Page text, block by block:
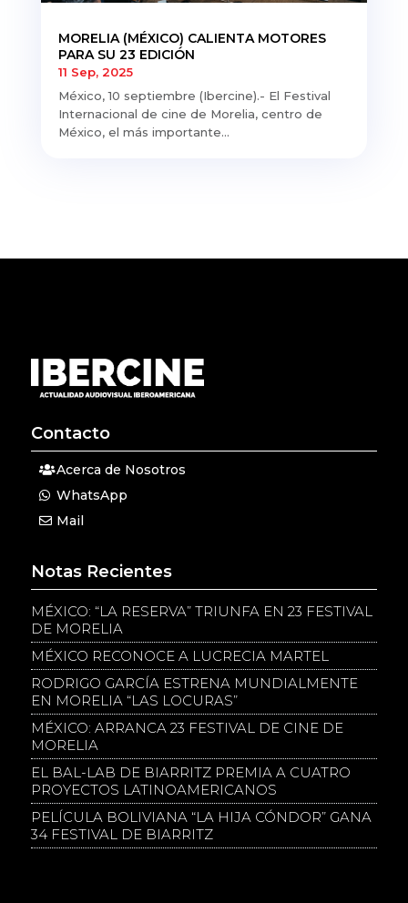
MORELIA (MÉXICO) CALIENTA MOTORES
PARA SU 23 EDICIÓN
11 Sep, 2025
México, 10 septiembre (Ibercine).- El Festival
Internacional de cine de Morelia, centro de
México, el más importante...
Contacto
Acerca de Nosotros
WhatsApp
Mail
Notas Recientes
MÉXICO: “LA RESERVA” TRIUNFA EN 23 FESTIVAL
DE MORELIA
MÉXICO RECONOCE A LUCRECIA MARTEL
RODRIGO GARCÍA ESTRENA MUNDIALMENTE
EN MORELIA “LAS LOCURAS”
MÉXICO: ARRANCA 23 FESTIVAL DE CINE DE
MORELIA
EL BAL-LAB DE BIARRITZ PREMIA A CUATRO
PROYECTOS LATINOAMERICANOS
PELÍCULA BOLIVIANA “LA HIJA CÓNDOR” GANA
34 FESTIVAL DE BIARRITZ